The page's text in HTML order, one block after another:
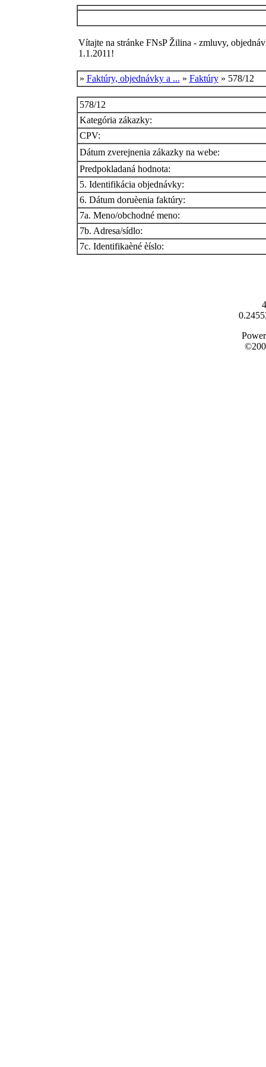
Vítajte na stránke FNsP Žilina - zmluvy,
1.1.2011!
» Faktúry, objednávky a ... » Faktúry» 578/12
578/12
Kategória zákazky:
CPV:
Dátum zverejnenia zákazky na webe:
Predpokladaná hodnota:
5. Identifikácia objednávky:
6. Dátum doruèenia faktúry:
7a. Meno/obchodné meno:
7b. Adresa/sídlo:
7c. Identifikaèné èíslo: